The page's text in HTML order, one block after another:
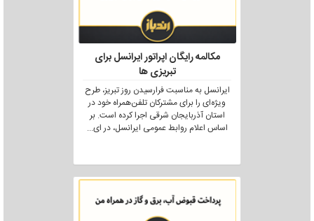
مکالمه رایگان اپراتور ایرانسل برای
تبریزی ها
ایرانسل به مناسبت فرارسیدن روز تبریز، طرح
ویژه‌ای را برای مشترکان تلفن‌همراه خود در
استان آذربایجان شرقی اجرا کرده است. بر
اساس اعلام روابط عمومی ایرانسل، در ای...